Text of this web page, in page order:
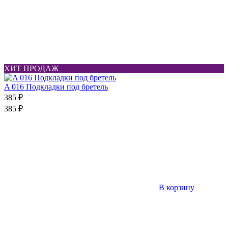
ХИТ ПРОДАЖ
A 016 Подкладки под бретель
385 ₽
385 ₽
В корзину